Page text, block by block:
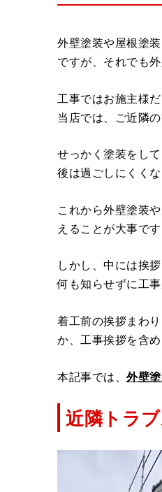
外壁塗装や屋根塗
ですが、それでも
工事ではお施主様
当店では、ご近隣
せっかく塗装をし
後は過ごしにくく
これから外壁塗装
えることが大事です
しかし、中には挨
何も知らせずに工
着工前の挨拶まわ
か、工事挨拶を含
本記事では、 外壁
近隣トラ